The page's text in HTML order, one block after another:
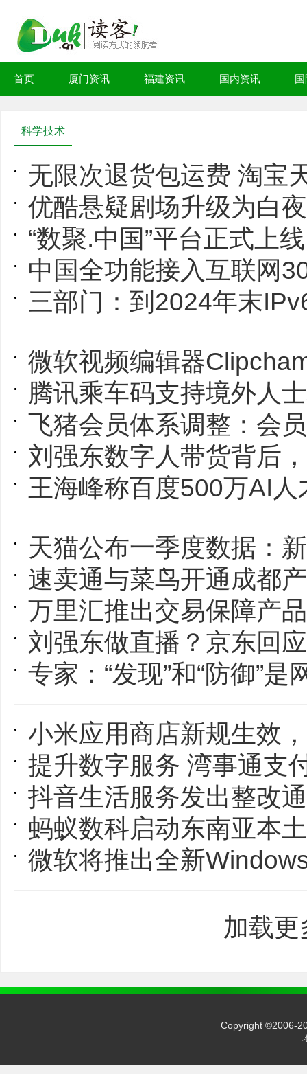
首页 厦门资讯 福建资讯 国内资讯
科学技术
无限次退货包运费 淘宝天猫
优酷悬疑剧场升级为白夜剧场
“数聚.中国”平台正式上线：
中国全功能接入互联网30周年，网
三部门：到2024年末IPv6
微软视频编辑器
腾讯乘车码支持境外人士境内刷码
飞猪会员体系调整：会员等级增加
刘强东数字人带货背后，京
王海峰称百度500万AI人才培
天猫公布一季度数据：新入驻
速卖通与菜鸟开通成都产业带仓
万里汇推出交易保障产品
刘强东做直播？京东回应
专家：“发现”和“防御”是网
小米应用商店新规生效，限制默认勾
提升数字服务 湾事通支付宝小程
抖音生活服务发出整改通知，“低
蚂蚁数科启动东南亚本土招聘 涵盖
微软将推出全新
加载更
Copyright ©2006-